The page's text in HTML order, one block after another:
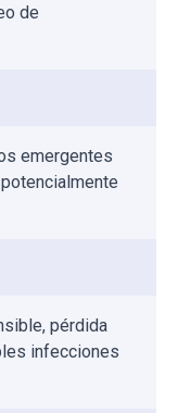
de
emergentes
pérdida
infecciones